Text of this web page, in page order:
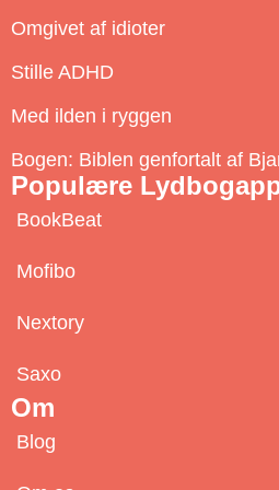
Om
Blog
Omgivet af idioter
Stille ADHD
Med ilden i ryggen
Bogen: Biblen genfortalt af
Populære
BookBeat
Mofibo
Nextory
Saxo